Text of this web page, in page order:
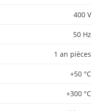
400 V
50 Hz
1 an pièces
+50 °C
+300 °C